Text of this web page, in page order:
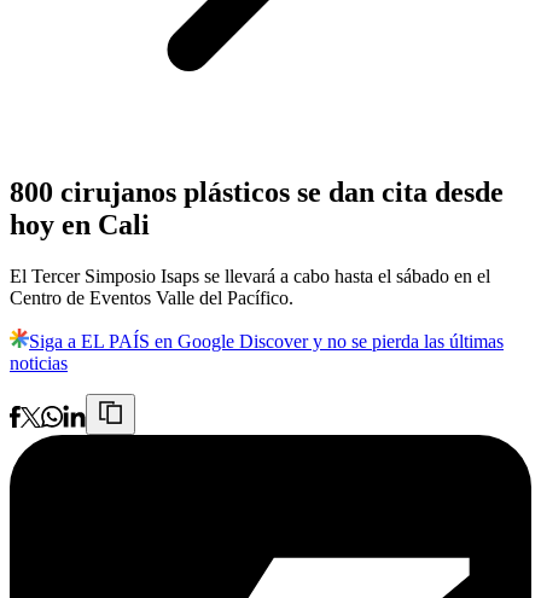
800 cirujanos plásticos se dan cita desde
hoy en Cali
El Tercer Simposio Isaps se llevará a cabo hasta el sábado en el
Centro de Eventos Valle del Pacífico.
Siga a EL PAÍS en Google Discover y no se pierda las últimas
noticias